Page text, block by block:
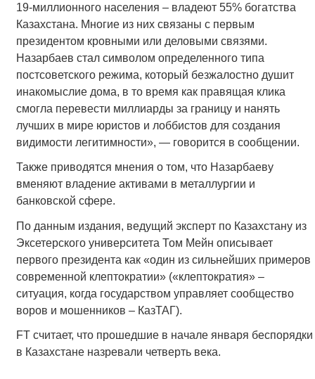
19-миллионного населения – владеют 55% богатства
Казахстана. Многие из них связаны с первым
президентом кровными или деловыми связями.
Назарбаев стал символом определенного типа
постсоветского режима, который безжалостно душит
инакомыслие дома, в то время как правящая клика
смогла перевести миллиарды за границу и нанять
лучших в мире юристов и лоббистов для создания
видимости легитимности», — говорится в сообщении.
Также приводятся мнения о том, что Назарбаеву
вменяют владение активами в металлургии и
банковской сфере.
По данным издания, ведущий эксперт по Казахстану из
Эксетерского университета Том Мейн описывает
первого президента как «один из сильнейших примеров
современной клептократии» («клептократия» –
ситуация, когда государством управляет сообщество
воров и мошенников – КазТАГ).
FT считает, что прошедшие в начале января беспорядки
в Казахстане назревали четверть века.